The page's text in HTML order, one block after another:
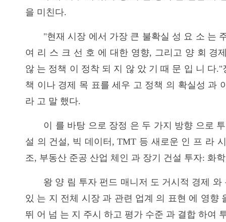
을 미친다.
"현재 시장 에서 가장 큰 불확실 성 요 소 는
여 리 스 크 선 호 에 대한 영향, 그리고 양 회 경
않 는 정책 이 정착 되 지 않 았 기 때 문 입 니 다
책 이나 경제 목 표를 세우 고 정책 의 확실성 과
라 고 말 했다.
이 를 바탕 으로 장정 은 두 가지 방향 으로
설 의 건설, 빅 데이터, TMT 등 새로운 인 프 라
조, 부동산 준공 산업 체인 과 장기 건설 투자: 화
왕 양 림 투자 펀드 매니저 도 거시적 경제
있 는 지 전체 시장 과 관련 업계 의 표현 에 영향
뛰 어 넘 는 지 주시 하고 평가 수준 과 결합 하여